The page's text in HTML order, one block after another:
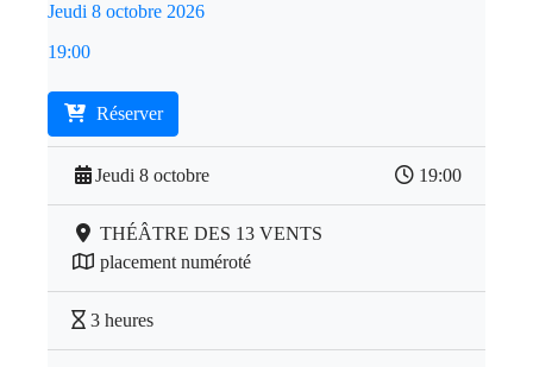
Jeudi 8 octobre 2026
19:00
Réserver
Jeudi 8 octobre 19:00
THÉÂTRE DES 13 VENTS
placement numéroté
3 heures